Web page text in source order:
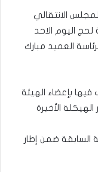
الانتقالي
اليوم الاحد
الدوري لشهر مايو للعام 2025م برئاسة العميد مبارك
بإعضاء الهيئة
الأخيرة
السابقة ضمن إطار